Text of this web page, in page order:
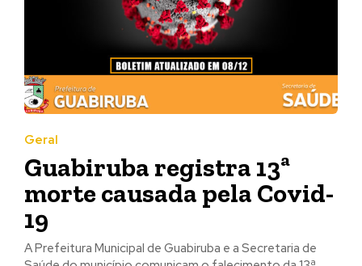
Geral
Guabiruba registra 13ª
morte causada pela Covid-
19
A Prefeitura Municipal de Guabiruba e a Secretaria de